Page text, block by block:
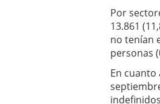
Por
13.861
no tenían
personas
En